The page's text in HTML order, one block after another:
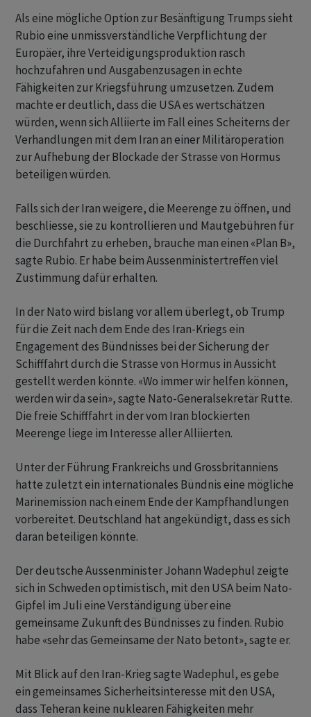
Als eine mögliche Option zur Besänftigung Trumps sieht
Rubio eine unmissverständliche Verpflichtung der
Europäer, ihre Verteidigungsproduktion rasch
hochzufahren und Ausgabenzusagen in echte
Fähigkeiten zur Kriegsführung umzusetzen. Zudem
machte er deutlich, dass die USA es wertschätzen
würden, wenn sich Alliierte im Fall eines Scheiterns der
Verhandlungen mit dem Iran an einer Militäroperation
zur Aufhebung der Blockade der Strasse von Hormus
beteiligen würden.
Falls sich der Iran weigere, die Meerenge zu öffnen, und
beschliesse, sie zu kontrollieren und Mautgebühren für
die Durchfahrt zu erheben, brauche man einen «Plan B»,
sagte Rubio. Er habe beim Aussenministertreffen viel
Zustimmung dafür erhalten.
In der Nato wird bislang vor allem überlegt, ob Trump
für die Zeit nach dem Ende des Iran-Kriegs ein
Engagement des Bündnisses bei der Sicherung der
Schifffahrt durch die Strasse von Hormus in Aussicht
gestellt werden könnte. «Wo immer wir helfen können,
werden wir da sein», sagte Nato-Generalsekretär Rutte.
Die freie Schifffahrt in der vom Iran blockierten
Meerenge liege im Interesse aller Alliierten.
Unter der Führung Frankreichs und Grossbritanniens
hatte zuletzt ein internationales Bündnis eine mögliche
Marinemission nach einem Ende der Kampfhandlungen
vorbereitet. Deutschland hat angekündigt, dass es sich
daran beteiligen könnte.
Der deutsche Aussenminister Johann Wadephul zeigte
sich in Schweden optimistisch, mit den USA beim Nato-
Gipfel im Juli eine Verständigung über eine
gemeinsame Zukunft des Bündnisses zu finden. Rubio
habe «sehr das Gemeinsame der Nato betont», sagte er.
Mit Blick auf den Iran-Krieg sagte Wadephul, es gebe
ein gemeinsames Sicherheitsinteresse mit den USA,
dass Teheran keine nuklearen Fähigkeiten mehr